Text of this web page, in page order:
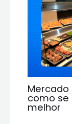
como
melhor